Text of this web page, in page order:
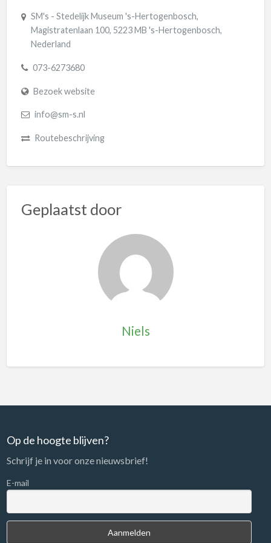
SM's - Stedelijk Museum 's-Hertogenbosch,
Magistratenlaan 100, 5223 MB 's-Hertogenbosch,
Nederland
073-6273680
Bezoek website
info@sm-s.nl
Routebeschrijving
Geplaatst door
Niels
Op de hoogte blijven?
Schrijf je in voor onze nieuwsbrief!
E-mail